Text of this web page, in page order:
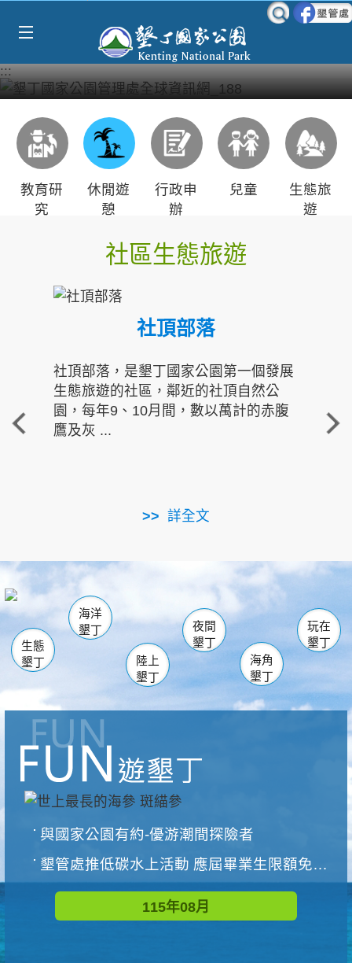
:::
教育研
究
休閒遊
憩
行政申
辦
兒童
生態旅
遊
社區生態旅遊
社頂部落
社頂部落，是墾丁國家公園第一個發展
生態旅遊的社區，鄰近的社頂自然公
園，每年9、10月間，數以萬計的赤腹
鷹及灰 ...
詳全文
重
走進
南仁湖
海生館
恆春 佳樂水
龍鑾潭自然中心 森林遊樂區
瓊麻館
關山 墾管處遊客中心
社頂公園 風吹沙
船帆石
白砂 龍磐公園
香蕉灣
砂島
鵝鑾鼻
生態
墾丁
海洋
墾丁
陸上
墾丁
夜間
墾丁
海角
墾丁
玩在
墾丁
與國家公園有約-優游潮間探險者
墾管處推低碳水上活動 應屆畢業生限額免費參加
115年08月